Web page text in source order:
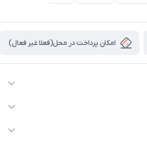
امکان پرداخت در محل(فعلا غیر فعال)